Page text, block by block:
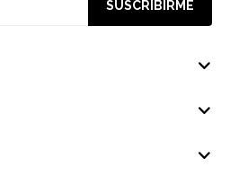
SUSCRIBIRME